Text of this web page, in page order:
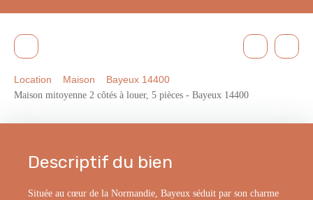
Location Maison
Bayeux 14400
Maison mitoyenne 2 côtés à louer, 5 pièces - Bayeux 14400
Descriptif du bien
Située au cœur de la Normandie, Bayeux séduit par son charme